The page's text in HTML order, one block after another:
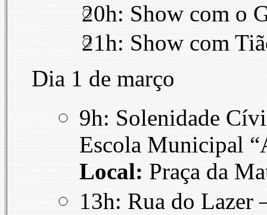
20h: Show com o
21h: Show com
Dia 1 de março
9h: Solenidade
Escola Municipal
Local: Praça da
13h: Rua do